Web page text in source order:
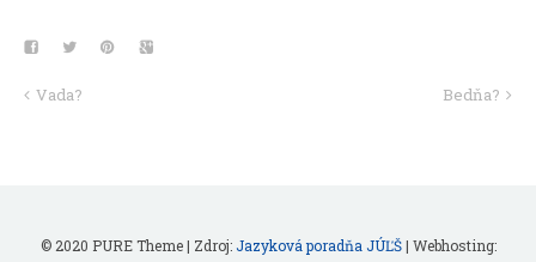
Vada? Bedňa?
© 2020 PURE Theme | Zdroj: Jazyková poradňa JÚĽŠ| Webhosting: